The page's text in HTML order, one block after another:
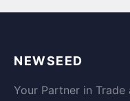
NEWSEED
Your Partner in